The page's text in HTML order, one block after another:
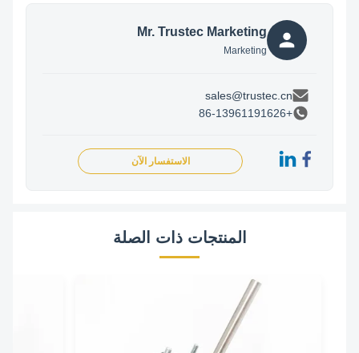
Mr. Trustec Marketing
Marketing
sales@trustec.cn
الاستفسار الآن
المنتجات ذات الصلة